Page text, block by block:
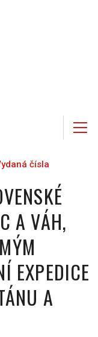
čísla
A VÁH,
EXPEDICE
A